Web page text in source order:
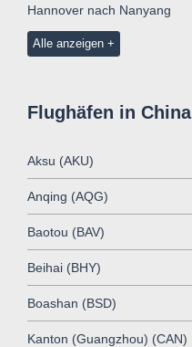
Hannover nach Nanyang
Alle anzeigen
Flughäfen in China
Aksu (AKU)
Anqing (AQG)
Baotou (BAV)
Beihai (BHY)
Boashan (BSD)
Kanton (Guangzhou) (CAN)